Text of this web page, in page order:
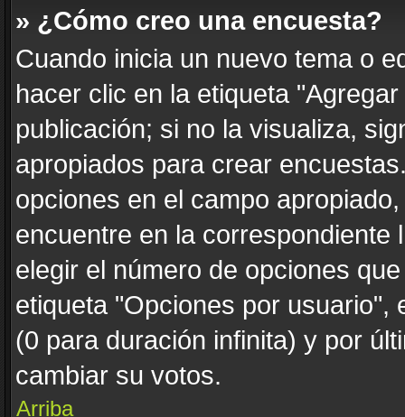
» ¿Cómo creo una encuesta?
Cuando inicia un nuevo tema o
hacer clic en la etiqueta
publicación; si no la visualiza,
apropiados para crear
opciones en el campo
encuentre en la correspondiente
elegir el número de opciones
etiqueta "Opciones por usuario",
(0 para duración infinita) y por
cambiar su votos.
Arriba